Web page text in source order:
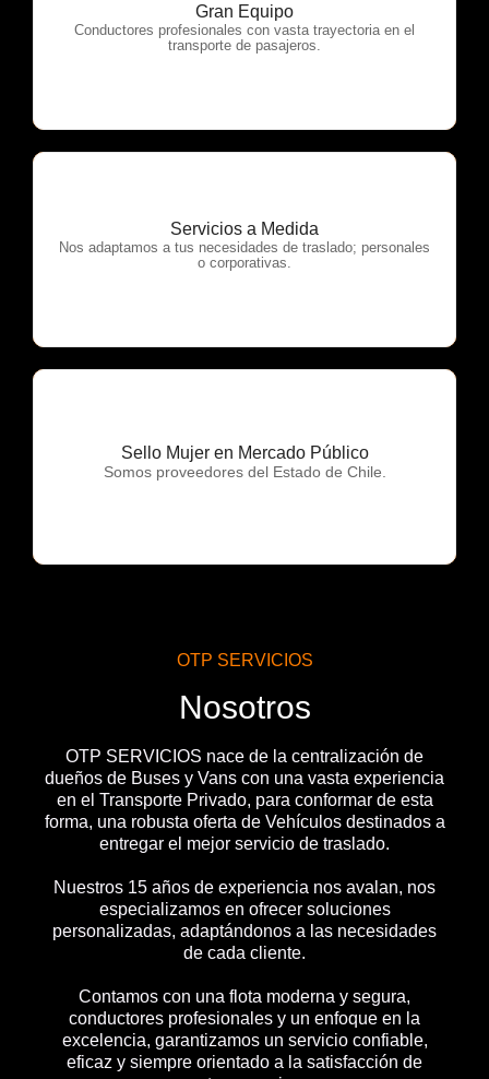
Gran Equipo
Conductores profesionales con vasta trayectoria en el
transporte de pasajeros.
OTP Servicios
Servicios a Medida
Nos adaptamos a tus necesidades de traslado; personales
o corporativas.
OTP Servicios
Sello Mujer en Mercado Público
Somos proveedores del Estado de Chile.
OTP Servicios
OTP SERVICIOS
Nosotros
OTP SERVICIOS nace de la centralización de
dueños de Buses y Vans con una vasta experiencia
en el Transporte Privado, para conformar de esta
forma, una robusta oferta de Vehículos destinados a
entregar el mejor servicio de traslado.
Nuestros 15 años de experiencia nos avalan, nos
especializamos en ofrecer soluciones
personalizadas, adaptándonos a las necesidades
de cada cliente.
Contamos con una flota moderna y segura,
conductores profesionales y un enfoque en la
excelencia, garantizamos un servicio confiable,
eficaz y siempre orientado a la satisfacción de